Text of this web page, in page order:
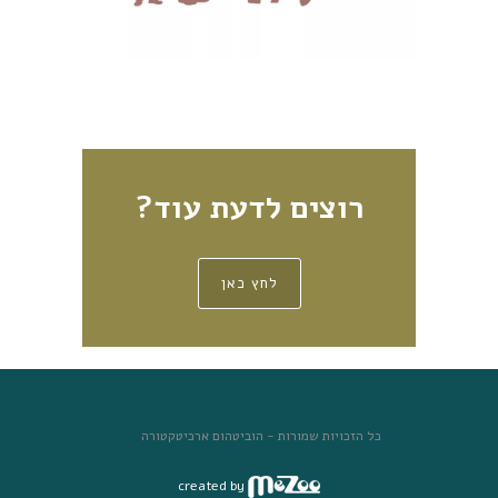
רוצים לדעת עוד?
לחץ כאן
כל הזכויות שמורות - הוביטהום ארכיטקטורה